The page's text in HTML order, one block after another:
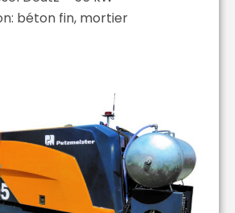
béton fin, mortier